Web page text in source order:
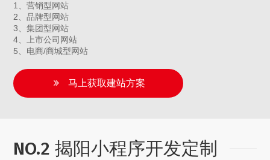
1、营销型网站
2、品牌型网站
3、集团型网站
4、上市公司网站
5、电商/商城型网站
马上获取建站方案
NO.2 揭阳小程序开发定制